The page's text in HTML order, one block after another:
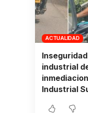
ACTUALIDAD
industrial
Industrial